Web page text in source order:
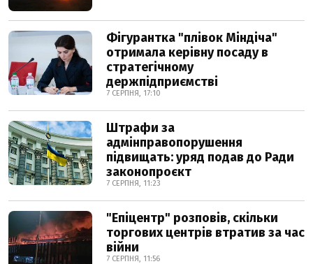
Фігурантка "плівок Міндіча"
отримала керівну посаду в
стратегічному
держпідприємстві
7 СЕРПНЯ, 17:10
Штрафи за
адмінправопорушення
підвищать: уряд подав до Ради
законопроєкт
7 СЕРПНЯ, 11:23
"Епіцентр" розповів, скільки
торгових центрів втратив за час
війни
7 СЕРПНЯ, 11:56